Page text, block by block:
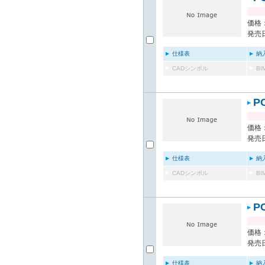
価格
発売
仕様表 納
CADシンボル
価格
発売
仕様表 納
CADシンボル
価格
発売
仕様表 納